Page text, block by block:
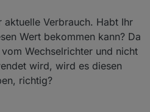
Verbrauch. Habt Ihr
Wert bekommen kann? Da
Wechselrichter und nicht
wird, wird es diesen
richtig?